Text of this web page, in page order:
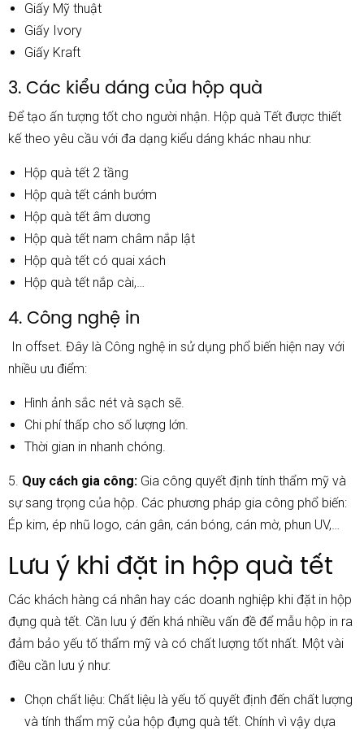
Giấy Mỹ thuật
Giấy Ivory
Giấy Kraft
3. Các kiểu dáng của hộp quà
Để tạo ấn tượng tốt cho người nhận. Hộp quà Tết được thiết
kế theo yêu cầu với đa dạng kiểu dáng khác nhau như:
Hộp quà tết 2 tầng
Hộp quà tết cánh bướm
Hộp quà tết âm dương
Hộp quà tết nam châm nắp lật
Hộp quà tết có quai xách
Hộp quà tết nắp cài,…
4. Công nghệ in
In offset. Đây là Công nghệ in sử dụng phổ biến hiện nay với
nhiều ưu điểm:
Hình ảnh sắc nét và sạch sẽ.
Chi phí thấp cho số lượng lớn.
Thời gian in nhanh chóng.
5. Quy cách gia công: Gia công quyết định tính thẩm mỹ và
sự sang trọng của hộp. Các phương pháp gia công phổ biến:
Ép kim, ép nhũ logo, cán gân, cán bóng, cán mờ, phun UV,…
Lưu ý khi đặt in hộp quà tết
Các khách hàng cá nhân hay các doanh nghiệp khi đặt in hộp
đựng quà tết. Cần lưu ý đến khá nhiều vấn đề để mẫu hộp in ra
đảm bảo yếu tố thẩm mỹ và có chất lượng tốt nhất. Một vài
điều cần lưu ý như:
Chọn chất liệu: Chất liệu là yếu tố quyết định đến chất lượng
và tính thẩm mỹ của hộp đựng quà tết. Chính vì vậy dựa